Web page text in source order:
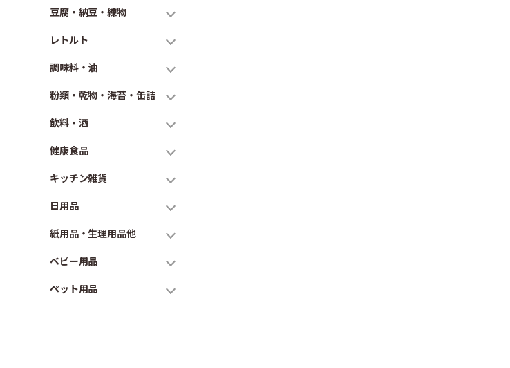
豆腐・納豆・練物
レトルト
調味料・油
粉類・乾物・海苔・缶詰
飲料・酒
健康食品
キッチン雑貨
日用品
紙用品・生理用品他
ベビー用品
ペット用品